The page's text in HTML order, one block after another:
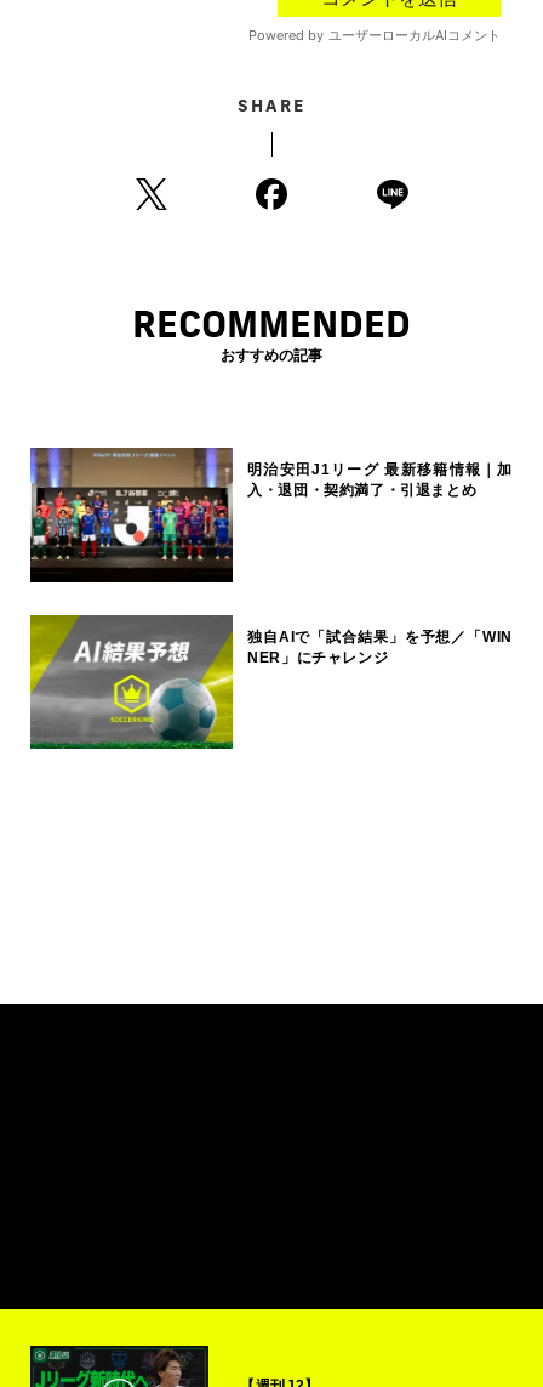
SHARE
RECOMMENDED
おすすめの記事
明治安田J1リーグ 最新移籍情報｜加
入・退団・契約満了・引退まとめ
独自AIで「試合結果」を予想／「WIN
NER」にチャレンジ